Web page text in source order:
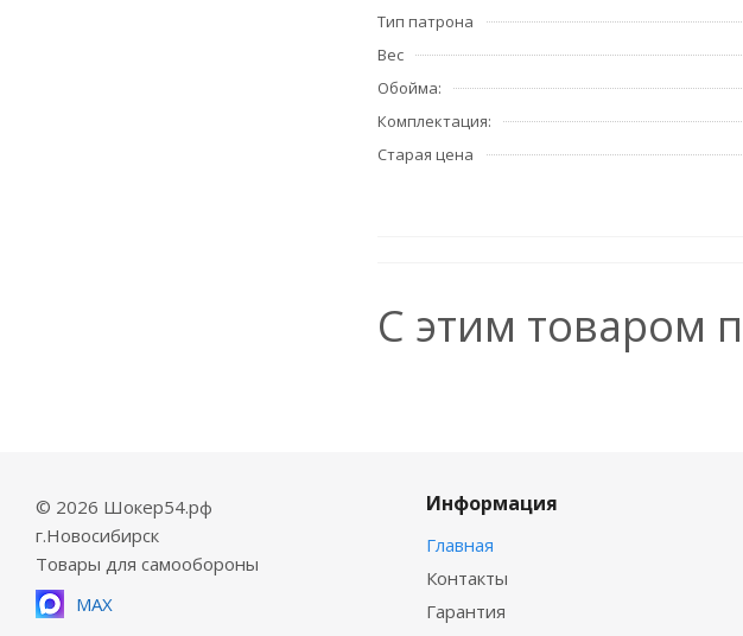
Тип патрона
Вес
Обойма:
Комплектация:
Старая цена
С этим товаром
© 2026 Шокер54.рф
г.Новосибирск
Товары для самообороны
MAX
Информация
Главная
Контакты
Гарантия